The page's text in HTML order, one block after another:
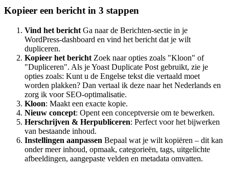
Kopieer een bericht in 3 stappen
Vind het bericht Ga naar de Berichten-sectie in je
WordPress-dashboard en vind het bericht dat je wilt
dupliceren.
Kopieer het bericht Zoek naar opties zoals "Kloon" of
"Dupliceren". Als je Yoast Duplicate Post gebruikt, zie je
opties zoals: Kunt u de Engelse tekst die vertaald moet
worden plakken? Dan vertaal ik deze naar het Nederlands en
zorg ik voor SEO-optimalisatie.
Kloon: Maakt een exacte kopie.
Nieuw concept: Opent een conceptversie om te bewerken.
Herschrijven & Herpubliceren: Perfect voor het bijwerken
van bestaande inhoud.
Instellingen aanpassen Bepaal wat je wilt kopiëren – dit kan
onder meer inhoud, opmaak, categorieën, tags, uitgelichte
afbeeldingen, aangepaste velden en metadata omvatten.